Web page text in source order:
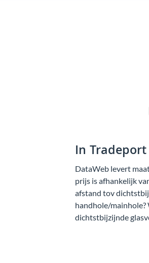
In
DataWeb levert
prijs is afhankelijk
afstand tov
handhole/mainhole?
dichtstbijzijnde